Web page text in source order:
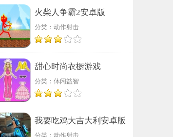
火柴人争霸2安卓版
分类：动作射击
甜心时尚衣橱游戏
分类：休闲益智
我要吃鸡大吉大利安卓版
分类：动作射击